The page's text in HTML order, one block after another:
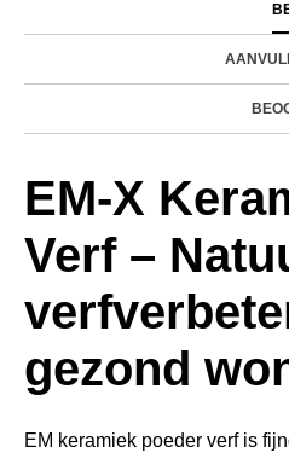
EM-X
Verf –
gezond
EM keramiek poeder verf is